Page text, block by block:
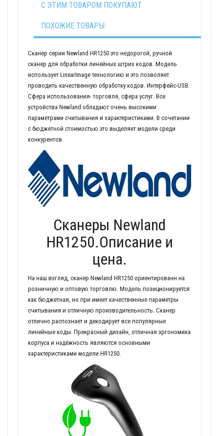
С ЭТИМ ТОВАРОМ ПОКУПАЮТ
ПОХОЖИЕ ТОВАРЫ
Сканер серии Newland HR1250 это недорогой, ручной
сканер для обработки линейных штрих кодов. Модель
использует LinearImage технологию и это позволяет
проводить качественную обработку кодов. Интерфейс-USB.
Сфера использования- торговля, сфера услуг. Все
устройства Newland обладают очень высокими
параметрами считывания и характеристиками. В сочетании
с бюджетной стоимостью это выделяет модели среди
конкурентов.
Сканеры Newland
HR1250.Описание и
цена.
На наш взгляд, сканер Newland HR1250 ориентированн на
розничную и оптовую торговлю. Модель позиционируется
как бюджетная, но при имеет качественные параметры
считывания и отличную производительность. Сканер
отлично распознает и декодирует все популярные
линейные коды. Прекрасный дизайн, отличная эргономика
корпуса и надёжность являются основными
характеристиками модели HR1250.